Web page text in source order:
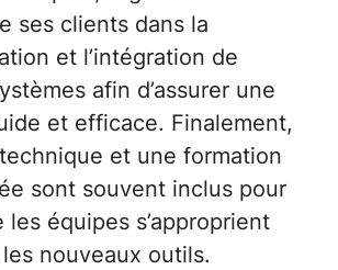
ses clients dans la
et l’intégration de
afin d’assurer une
et efficace. Finalement,
et une formation
sont souvent inclus pour
les équipes s’approprient
nouveaux outils.